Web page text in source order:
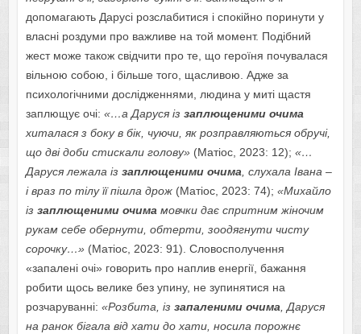
допомагають Дарусі розслабитися і спокійно поринути у
власні роздуми про важливе на той момент. Подібний
жест може також свідчити про те, що героїня почувалася
вільною собою, і більше того, щасливою. Адже за
психологічними дослідженнями, людина у миті щастя
заплющує очі: «…а Даруся із заплющеними очима
хиталася з боку в бік, чуючи, як розправляються обручі,
що дві доби стискали голову»(Матіос, 2023: 12); «…
Даруся лежала із заплющеними очима, слухала Івана –
і враз по тілу її пішла дрож(Матіос, 2023: 74); «Михайло
із заплющеними очимамовчки дає спритним жіночим
рукам себе обернути, обтерти, зоодягнути чисту
сорочку…»(Матіос, 2023: 91). Словосполучення
«запалені очі» говорить про наплив енергії, бажання
робити щось велике без упину, не зупинятися на
розчаруванні: «Розбита, із запаленими очима, Даруся
на ранок бігала від хати до хати, носила порожнє